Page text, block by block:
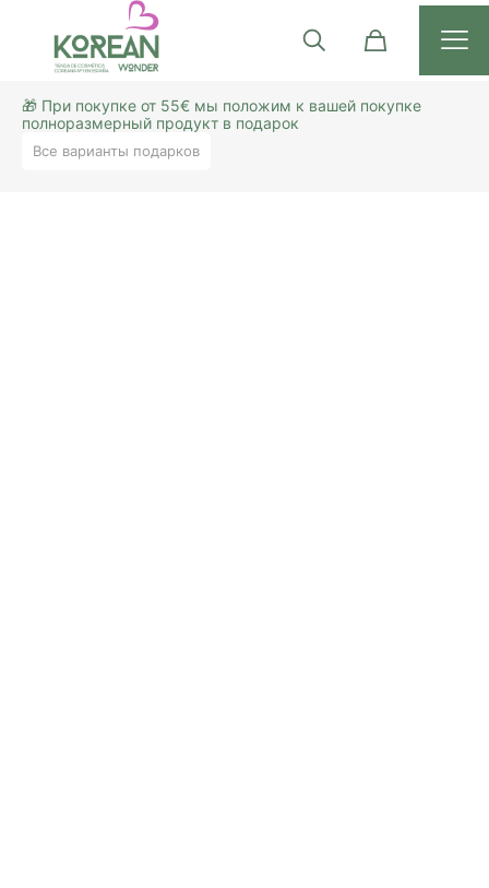
🎁 При покупке от 55€ мы положим к вашей покупке
полноразмерный продукт в подарок
Все варианты подарков